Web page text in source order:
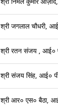
श्री जगलाल चौधरी,
श्री रतन संजय , आई०
श्री संजय सिंह, आई०
श्री आर० एस० बैठा,